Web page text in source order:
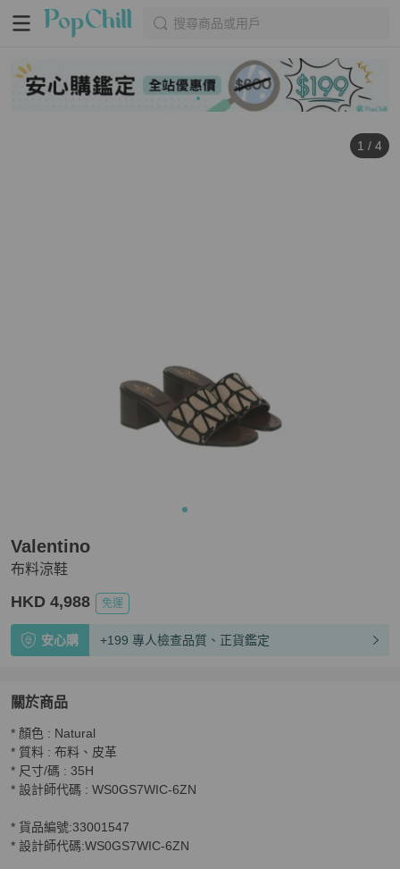
搜尋商品或用戶
1 / 4
布料涼鞋
Valentino
HKD 4,988 免運
安心購 +199 專人檢查品質、正貨鑑定
關於商品
關於布料涼鞋
* 顏色 : Natural
* 質料 : 布料、皮革
* 尺寸/碼 : 35H
* 設計師代碼 : WS0GS7WIC-6ZN
* 貨品編號:33001547
* 設計師代碼:WS0GS7WIC-6ZN